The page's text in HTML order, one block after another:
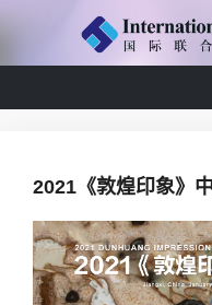
2021《敦煌印象》